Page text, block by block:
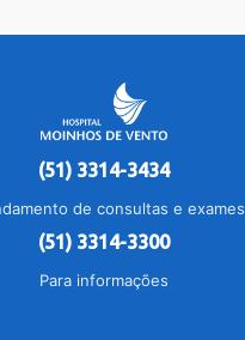
(51) 3314-3434
de consultas e exames
(51) 3314-3300
Para informações